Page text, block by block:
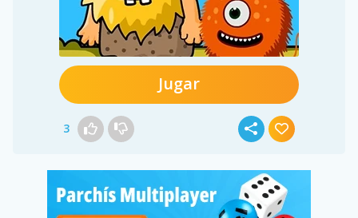
Jugar
3